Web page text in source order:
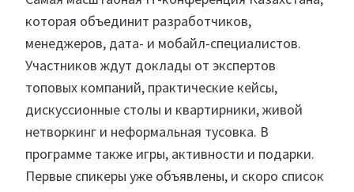
которая объединит разработчиков,
менеджеров, дата- и мобайл-специалистов.
Участников ждут доклады от экспертов
топовых компаний, практические кейсы,
дискуссионные столы и квартирники, живой
нетворкинг и неформальная тусовка. В
программе также игры, активности и подарки.
Первые спикеры уже объявлены, и скоро список